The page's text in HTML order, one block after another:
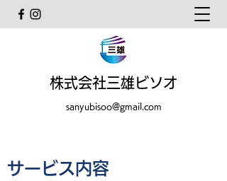
株式会社三雄ビソオ
sanyubisoo@gmail.com
サービス内容